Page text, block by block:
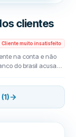
clientes
Cliente muito insatisfeito
na conta e não
do brasil acusa
caso. ou seja ter
agora estamos sem
ninguém no
e denunciar em todo